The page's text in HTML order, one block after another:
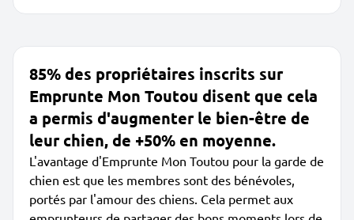
85% des propriétaires inscrits sur
Emprunte Mon Toutou disent que cela
a permis d'augmenter le bien-être de
leur chien, de +50% en moyenne.
L'avantage d'Emprunte Mon Toutou pour la garde de
chien est que les membres sont des bénévoles,
portés par l'amour des chiens. Cela permet aux